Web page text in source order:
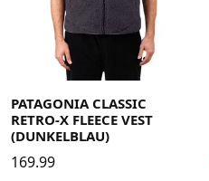
Medium X-LargeX-Small
PATAGONIA CLASSIC
RETRO-X FLEECE VEST
(DUNKELBLAU)
169.99